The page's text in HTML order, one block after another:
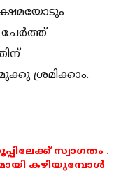
ക്ഷമയോടും
ശ്രമിക്കാം.
സ്വാഗതം .
കഴിയുമ്പോൾ